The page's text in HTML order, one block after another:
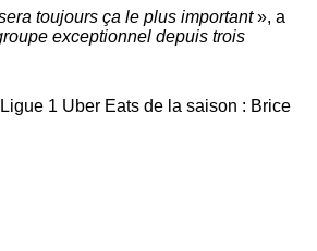
toujours ça le plus important», a
exceptionnel depuis trois
1 Uber Eats de la saison : Brice